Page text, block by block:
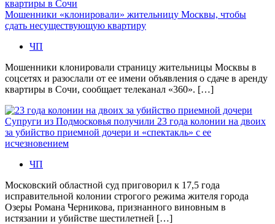
Мошенники «клонировали» жительницу Москвы, чтобы
сдать несуществующую квартиру
ЧП
Мошенники клонировали страницу жительницы Москвы в
соцсетях и разослали от ее имени объявления о сдаче в аренду
квартиры в Сочи, сообщает телеканал «360». […]
Супруги из Подмосковья получили 23 года колонии на двоих
за убийство приемной дочери и «спектакль» с ее
исчезновением
ЧП
Московский областной суд приговорил к 17,5 года
исправительной колонии строгого режима жителя города
Озеры Романа Черникова, признанного виновным в
истязании и убийстве шестилетней […]